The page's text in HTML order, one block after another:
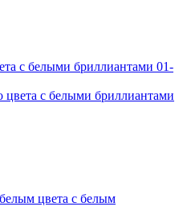
цвета с белыми бриллиантами